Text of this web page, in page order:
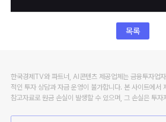
목록
한국경제TV와 파트너, AI콘텐츠 제공업체는 금융투자업
적인 투자 상담과 자금 운영이 불가합니다. 본 사이트에서
참고자료로 원금 손실이 발생할 수 있으며, 그 손실은 투자